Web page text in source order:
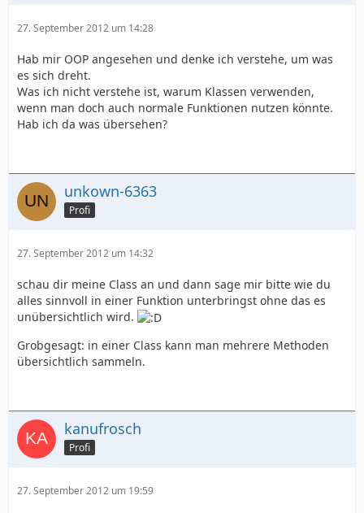
Vor dem gesamten "einfacher, übersichtlicher und
besser" steht i.d.R. ein härterer Lernprozess, der es
aber Wert ist. Die anfänglichen Tränen werden später
durch viel gesparte Zeit wett gemacht - Sie können die
Tränen am Meer trocken lassen, wo andere immer noch
an derselben Aufgabe prozedural programmieren.
Ein weiterer großer Vorteil entsteht, dass Sie selbst
einsetzen könnenund dadurchmassig Zeit sparen.
27. September 2012 um 14:28
Hab mir OOP angesehen und denke ich verstehe, um was
es sich dreht.
Was ich nicht verstehe ist, warum Klassen verwenden,
wenn man doch auch normale Funktionen nutzen könnte.
Hab ich da was übersehen?
unkown-6363
Profi
27. September 2012 um 14:32
schau dir meine Class an und dann sage mir bitte wie du
alles sinnvoll in einer Funktion unterbringst ohne das es
unübersichtlich wird.
Grobgesagt: in einer Class kann man mehrere Methoden
übersichtlich sammeln.
kanufrosch
Profi
27. September 2012 um 19:59